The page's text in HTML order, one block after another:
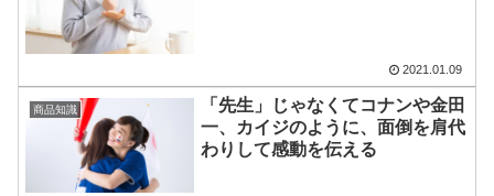
2021.01.09
商品知識
「先生」じゃなくてコナンや金田
一、カイジのように、面倒を肩代
わりして感動を伝える